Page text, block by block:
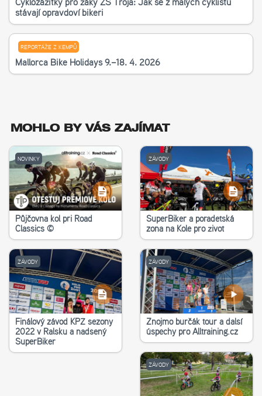
stávají opravdoví bikeři
REPORTÁŽE Z KEMPŮ
Mallorca Bike Holidays 9.–18. 4. 2026
MOHLO BY VÁS ZAJÍMAT
NOVINKY
Půjčovna kol při Road
Classics ©
ZÁVODY
SuperBiker a poradetská
zona na Kole pro život
ZÁVODY
Finálový závod KPŽ sezony
2022 v Ralsku a nadšený
SuperBiker
ZÁVODY
Znojmo burčák tour a další
úspěchy pro Alltraining.cz
ZÁVODY